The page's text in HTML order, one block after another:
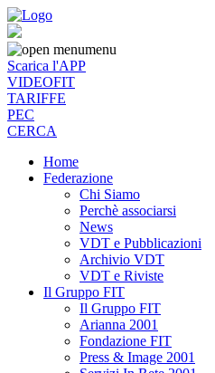
menu
Scarica l'APP
VIDEOFIT
TARIFFE
PEC
CERCA
Home
Federazione
Chi Siamo
Perchè associarsi
News
VDT e Pubblicazioni
Archivio VDT
VDT e Riviste
Il Gruppo FIT
Il Gruppo FIT
Arianna 2001
Fondazione FIT
Press & Image 2001